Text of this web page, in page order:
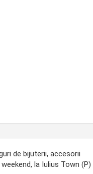
de bijuterii, accesorii
la Iulius Town (P)